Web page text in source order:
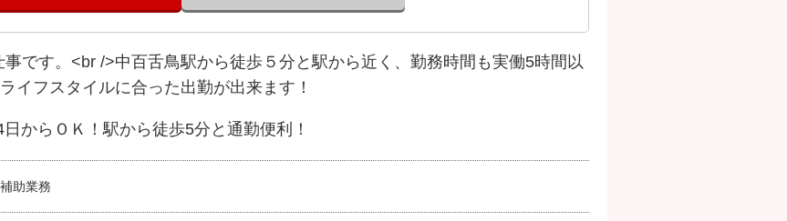
です。<br />中百舌鳥駅から徒歩５分と駅から近く、勤務時間も実働5時間以
イフスタイルに合った出勤が出来ます！
からＯＫ！駅から徒歩5分と通勤便利！
助業務